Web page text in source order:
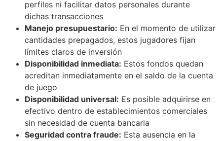
perfiles ni facilitar datos personales durante
dichas transacciones
Manejo presupuestario: En el momento de utilizar
cantidades prepagados, estos jugadores fijan
límites claros de inversión
Disponibilidad inmediata: Estos fondos quedan
acreditan inmediatamente en el saldo de la cuenta
de juego
Disponibilidad universal: Es posible adquirirse en
efectivo dentro de establecimientos comerciales
sin necesidad de cuenta bancaria
Seguridad contra fraude: Esta ausencia en la